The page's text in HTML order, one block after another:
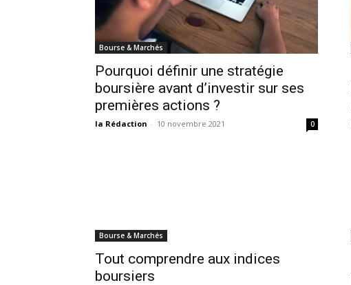
Bourse & Marchés
Pourquoi définir une stratégie
boursière avant d’investir sur ses
premières actions ?
la Rédaction - 10 novembre 2021 0
Bourse & Marchés
Tout comprendre aux indices
boursiers